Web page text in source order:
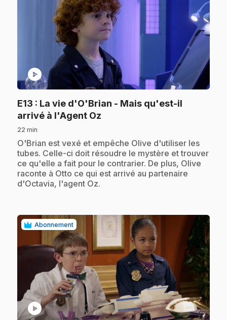
play_circle
E13 : La vie d'O'Brian - Mais qu'est-il
arrivé à l'Agent Oz
22 min
.O'Brian est vexé et empêche Olive d'utiliser les
tubes. Celle-ci doit résoudre le mystère et trouver
ce qu'elle a fait pour le contrarier. De plus, Olive
raconte à Otto ce qui est arrivé au partenaire
d'Octavia, l'agent Oz.
Abonnement
play_circle